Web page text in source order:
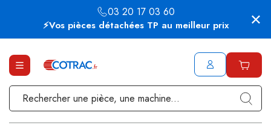
⚡Vos pièces détachées TP au meilleur prix
03 20 17 03 60